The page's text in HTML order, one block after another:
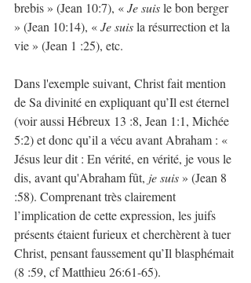
brebis » (Jean 10:7), « Je suis le bon berger
» (Jean 10:14), « Je suis la résurrection et la
vie » (Jean 1 :25), etc.
Dans l'exemple suivant, Christ fait mention
de Sa divinité en expliquant qu’Il est éternel
(voir aussi Hébreux 13 :8, Jean 1:1, Michée
5:2) et donc qu’il a vécu avant Abraham : «
Jésus leur dit : En vérité, en vérité, je vous le
dis, avant qu'Abraham fût, je suis » (Jean 8
:58). Comprenant très clairement
l’implication de cette expression, les juifs
présents étaient furieux et cherchèrent à tuer
Christ, pensant faussement qu’Il blasphémait
(8 :59, cf Matthieu 26:61-65).